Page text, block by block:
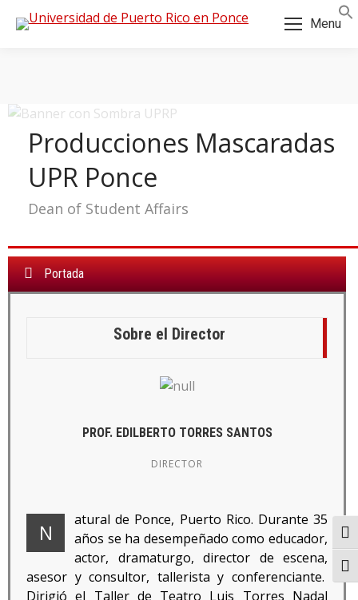
Menu
Producciones Mascaradas
UPR Ponce
Dean of Student Affairs
Portada
Sobre el Director
PROF. EDILBERTO TORRES SANTOS
DIRECTOR
N
atural de Ponce, Puerto Rico. Durante 35
años se ha desempeñado como educador,
actor, dramaturgo, director de escena,
asesor y consultor, tallerista y conferenciante.
Dirigió el Taller de Teatro Luis Torres Nadal